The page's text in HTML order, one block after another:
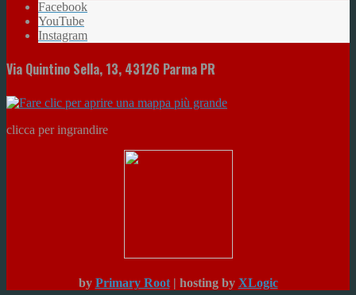
Facebook
YouTube
Instagram
Via Quintino Sella, 13, 43126 Parma PR
clicca per ingrandire
by Primary Root| hosting by XLogic